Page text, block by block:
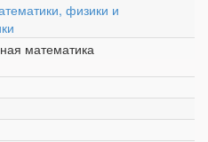
физики и
математика